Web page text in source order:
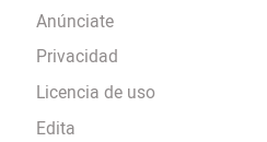
Anúnciate
Privacidad
Licencia de uso
Edita